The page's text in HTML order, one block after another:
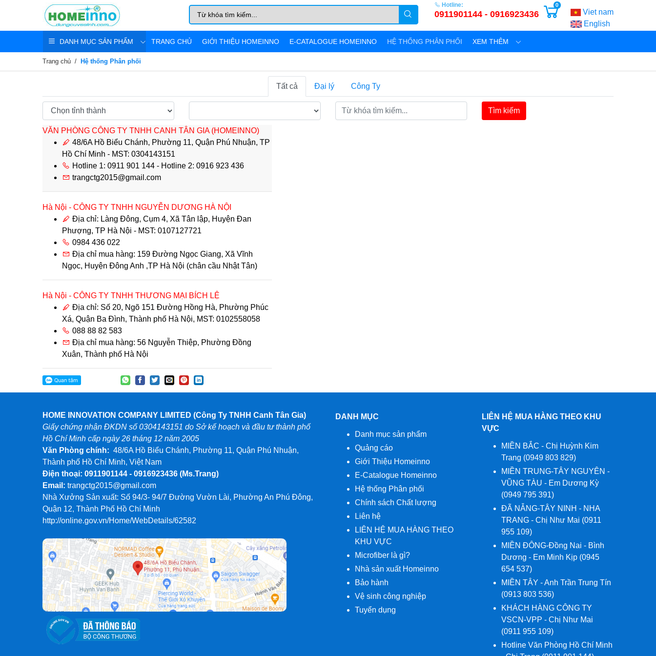
Hotline:
0911901144 - 0916923436
0
Viet nam
English
DANH MỤC SẢN PHẨM TRANG CHỦ GIỚI THIỆU HOMEINNO E-CATALOGUE HOMEINNO HỆ THỐNG PHÂN PHỐI XEM THÊM
Trang chủ Hệ thống Phân phối
Tất cả Đại lý Công Ty
Tìm kiếm
VĂN PHÒNG CÔNG TY TNHH CANH TÂN GIA (HOMEINNO)
48/6A Hồ Biểu Chánh, Phường 11, Quận Phú Nhuận, TP
Hồ Chí Minh - MST: 0304143151
Hotline 1: 0911 901 144 - Hotline 2: 0916 923 436
trangctg2015@gmail.com
Hà Nội - CÔNG TY TNHH NGUYỄN DƯƠNG HÀ NỘI
Địa chỉ: Làng Đông, Cụm 4, Xã Tân lập, Huyện Đan
Phượng, TP Hà Nội - MST: 0107127721
0984 436 022
Địa chỉ mua hàng: 159 Đường Ngọc Giang, Xã Vĩnh
Ngọc, Huyện Đông Anh ,TP Hà Nội (chân cầu Nhật Tân)
Hà Nội - CÔNG TY TNHH THƯƠNG MẠI BÍCH LỆ
Địa chỉ: Số 20, Ngõ 151 Đường Hồng Hà, Phường Phúc
Xá, Quận Ba Đình, Thành phố Hà Nội, MST: 0102558058
088 88 82 583
Địa chỉ mua hàng: 56 Nguyễn Thiệp, Phường Đồng
Xuân, Thành phố Hà Nội
Hà Nội - CÔNG TY TNHH THƯƠNG MẠI DỊCH VỤ VÀ SẢN
Phúc Xá, Quận Ba Đình, TP Hà Nội - MST: 0101513086
0974 350 499; 038 66 08 302
Địa chỉ mua hàng: Cửa Hàng Phương Thảo - 78 Hàng
Khoai, Đồng Xuân, Hoàn Kiếm, Tp Hà Nội
Ninh Bình - Công Ty TNHH DỊCH VỤ THƯƠNG MẠI HỒNG ANH
NB
Tầng 3, Số 283, Đường Định Tiên Hoàng, Phố Bình Yên,
Phường Ninh Khánh, TP Hoa Lư, Tỉnh Ninh Bình
MST: 2700942401
Thanh Hóa - CÔNG TY TNHH TMDV LINH SƠN
Số 114 Đặng Việt Châu, Phường An Hưng, Thành phố
Thanh Hoá
0934 124 379
MST: 2803148617
HOME INNOVATION COMPANY LIMITED (Công Ty TNHH Canh Tân Gia)
Giấy chứng nhận ĐKDN số 0304143151 do Sở kế hoạch và đầu tư thành phố
Hồ Chí Minh cấp ngày 26 tháng 12 năm 2005
Văn Phòng chính: 48/6A Hồ Biểu Chánh, Phường 11, Quận Phú Nhuận,
Thành phố Hồ Chí Minh, Việt Nam
Điện thoại: 0911901144 - 0916923436 (Ms.Trang)
Email: trangctg2015@gmail.com
Nhà Xưởng Sản xuất: Số 94/3- 94/7 Đường Vườn Lài, Phường An Phú Đông,
Quận 12, Thành Phố Hồ Chí Minh
http://online.gov.vn/Home/WebDetails/62582
DANH MỤC
Danh mục sản phẩm
Quảng cáo
Giới Thiệu Homeinno
E-Catalogue Homeinno
Hệ thống Phân phối
Chính sách Chất lượng
Liên hệ
LIÊN HỆ MUA HÀNG THEO
KHU VỰC
Microfiber là gì?
Nhà sản xuất Homeinno
Bảo hành
Vệ sinh công nghiệp
Tuyển dụng
LIÊN HỆ MUA HÀNG THEO KHU
VỰC
MIỀN BẮC - Chị Huỳnh Kim
Trang (0949 803 829)
MIỀN TRUNG-TÂY NGUYÊN -
VŨNG TÀU - Em Dương Kỳ
(0949 795 391)
ĐÃ NẴNG-TÂY NINH - NHA
TRANG - Chị Như Mai (0911
955 109)
MIỀN ĐÔNG-Đồng Nai - Bình
Dương - Em Minh Kịp (0945
654 537)
MIỀN TÂY - Anh Trần Trung Tín
(0913 803 536)
KHÁCH HÀNG CÔNG TY
VSCN-VPP - Chị Như Mai
(0911 955 109)
Hotline Văn Phòng Hồ Chí Minh